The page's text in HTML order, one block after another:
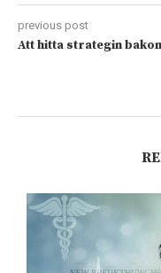
previous post
Att hitta strategin